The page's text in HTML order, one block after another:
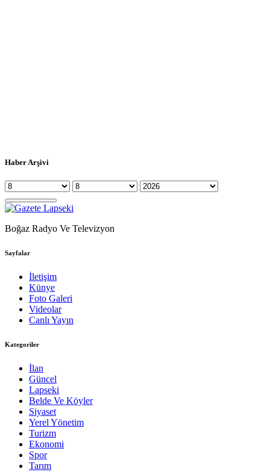
Haber Arşivi
Boğaz Radyo Ve Televizyon
Sayfalar
İletişim
Künye
Foto Galeri
Videolar
Canlı Yayın
Kategoriler
İlan
Güncel
Lapseki
Belde Ve Köyler
Siyaset
Yerel Yönetim
Turizm
Ekonomi
Spor
Tarım